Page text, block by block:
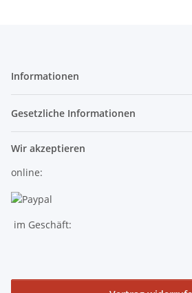
Informationen
Gesetzliche Informationen
Wir akzeptieren
online:
im Geschäft: